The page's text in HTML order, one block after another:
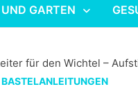
GARTEN
für den Wichtel –